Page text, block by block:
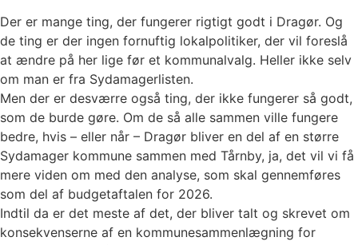
Der er mange ting, der fungerer rigtigt godt i Dragør. Og
de ting er der ingen fornuftig lokalpolitiker, der vil foreslå
at ændre på her lige før et kommunalvalg. Heller ikke selv
om man er fra Sydamagerlisten.
Men der er desværre også ting, der ikke fungerer så godt,
som de burde gøre. Om de så alle sammen ville fungere
bedre, hvis – eller når – Dragør bliver en del af en større
Sydamager kommune sammen med Tårnby, ja, det vil vi få
mere viden om med den analyse, som skal gennemføres
som del af budgetaftalen for 2026.
Indtil da er det meste af det, der bliver talt og skrevet om
konsekvenserne af en kommunesammenlægning for